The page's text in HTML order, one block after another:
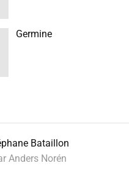
Germine
Bataillon
Anders Norén